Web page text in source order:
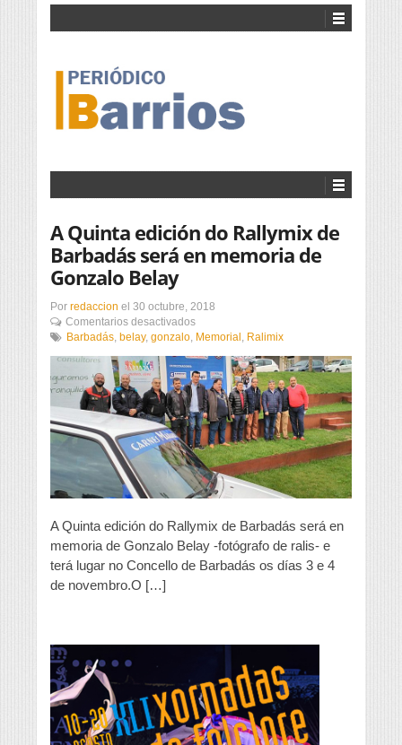
A Quinta edición do Rallymix de
Barbadás será en memoria de
Gonzalo Belay
Por redaccion el 30 octubre, 2018
Comentarios desactivadosen
A
edición
do
Rallymix
de
Barbadás
será
en
memoria
de
Belay
Barbadás, belay, gonzalo, Memorial , Ralimix
A Quinta edición do Rallymix de Barbadás será en
memoria de Gonzalo Belay -fotógrafo de ralis- e
terá lugar no Concello de Barbadás os días 3 e 4
de novembro.O […]